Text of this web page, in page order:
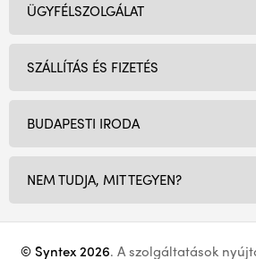
BUDAPESTI IRODA
NEM TUDJA, MIT TEGYEN?
ÜGYFÉLSZOLGÁLAT
SZÁLLÍTÁS ÉS FIZETÉS
© Syntex 2026. A szolgáltatások